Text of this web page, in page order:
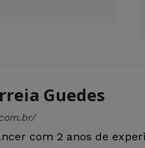
Guedes
com 2 anos de